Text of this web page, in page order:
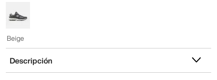
Beige
Descripción